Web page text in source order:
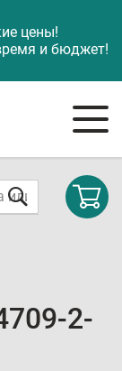
цены!
и бюджет!
2-